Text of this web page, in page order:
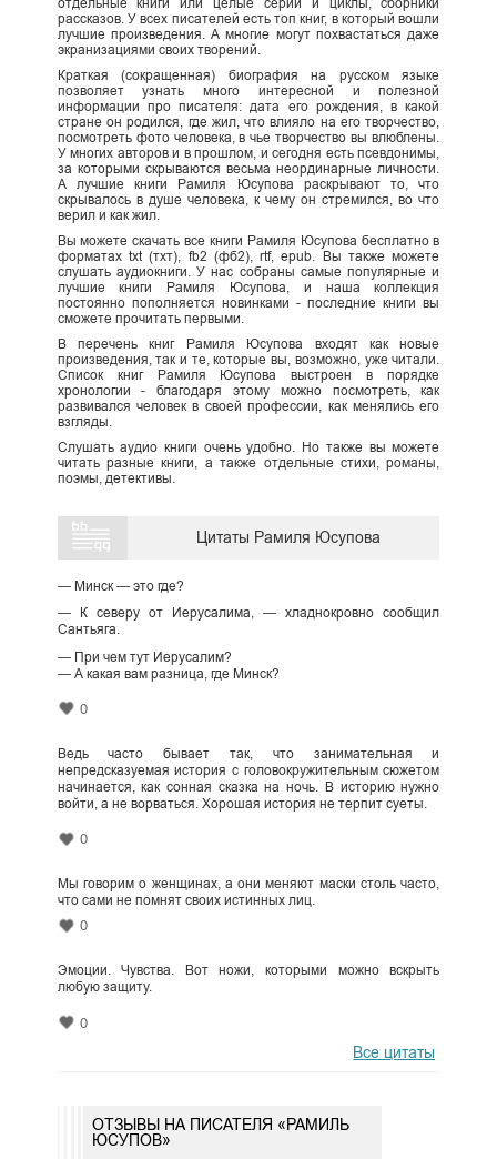
рассказов. У всех писателей есть топ книг, в который вошли
лучшие произведения. А многие могут похвастаться даже
экранизациями своих творений.
Краткая (сокращенная) биография на русском языке
позволяет узнать много интересной и полезной
информации про писателя: дата его рождения, в какой
стране он родился, где жил, что влияло на его творчество,
посмотреть фото человека, в чье творчество вы влюблены.
У многих авторов и в прошлом, и сегодня есть псевдонимы,
за которыми скрываются весьма неординарные личности.
А лучшие книги Рамиля Юсупова раскрывают то, что
скрывалось в душе человека, к чему он стремился, во что
верил и как жил.
Вы можете скачать все книги Рамиля Юсупова бесплатно в
форматах txt (тхт), fb2 (фб2), rtf, epub. Вы также можете
слушать аудиокниги. У нас собраны самые популярные и
лучшие книги Рамиля Юсупова, и наша коллекция
постоянно пополняется новинками - последние книги вы
сможете прочитать первыми.
В перечень книг Рамиля Юсупова входят как новые
произведения, так и те, которые вы, возможно, уже читали.
Список книг Рамиля Юсупова выстроен в порядке
хронологии - благодаря этому можно посмотреть, как
развивался человек в своей профессии, как менялись его
взгляды.
Слушать аудио книги очень удобно. Но также вы можете
читать разные книги, а также отдельные стихи, романы,
поэмы, детективы.
Цитаты Рамиля Юсупова
— Минск — это где?
— К северу от Иерусалима, — хладнокровно сообщил
Сантьяга.
— При чем тут Иерусалим?
— А какая вам разница, где Минск?
0
Ведь часто бывает так, что занимательная и
непредсказуемая история с головокружительным сюжетом
начинается, как сонная сказка на ночь. В историю нужно
войти, а не ворваться. Хорошая история не терпит суеты.
0
Мы говорим о женщинах, а они меняют маски столь часто,
что сами не помнят своих истинных лиц.
0
Эмоции. Чувства. Вот ножи, которыми можно вскрыть
любую защиту.
0
Все цитаты
ОТЗЫВЫ НА ПИСАТЕЛЯ «РАМИЛЬ
ЮСУПОВ»